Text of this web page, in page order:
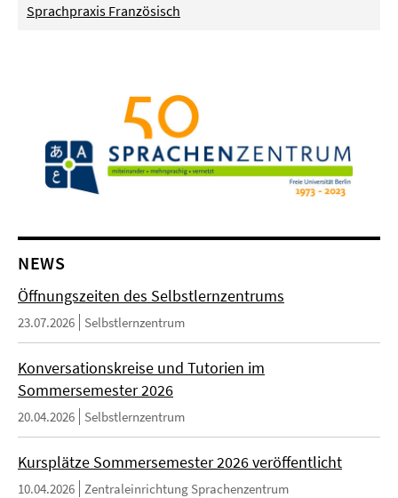
Sprachpraxis Französisch
NEWS
Öffnungszeiten des Selbstlernzentrums
23.07.2026 Selbstlernzentrum
Konversationskreise und Tutorien im
Sommersemester 2026
20.04.2026 Selbstlernzentrum
Kursplätze Sommersemester 2026 veröffentlicht
10.04.2026 Zentraleinrichtung Sprachenzentrum